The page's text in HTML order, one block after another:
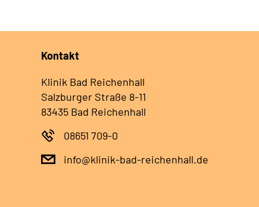
Kontakt
Klinik Bad Reichenhall
Salzburger Straße 8-11
83435 Bad Reichenhall
08651 709-0
info@klinik-bad-reichenhall.de